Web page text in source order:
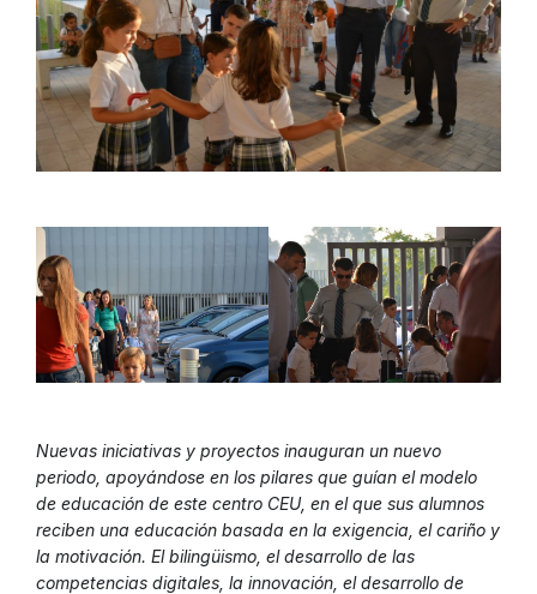
Nuevas iniciativas y proyectos inauguran un nuevo
periodo, apoyándose en los pilares que guían el modelo
de educación de este centro CEU, en el que sus alumnos
reciben una educación basada en la exigencia, el cariño y
la motivación. El bilingüismo, el desarrollo de las
competencias digitales, la innovación, el desarrollo de